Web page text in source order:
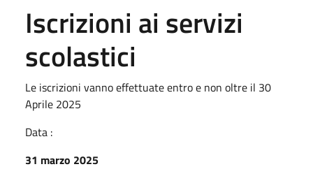
Iscrizioni ai servizi
scolastici
Le iscrizioni vanno effettuate entro e non oltre il 30
Aprile 2025
Data :
31 marzo 2025